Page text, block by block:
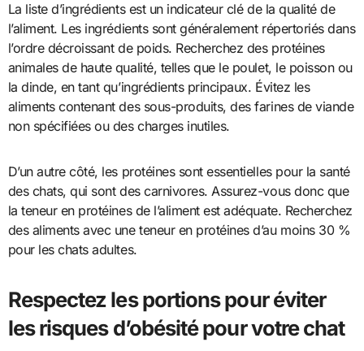
La liste d’ingrédients est un indicateur clé de la qualité de
l’aliment. Les ingrédients sont généralement répertoriés dans
l’ordre décroissant de poids. Recherchez des protéines
animales de haute qualité, telles que le poulet, le poisson ou
la dinde, en tant qu’ingrédients principaux. Évitez les
aliments contenant des sous-produits, des farines de viande
non spécifiées ou des charges inutiles.
D’un autre côté, les protéines sont essentielles pour la santé
des chats, qui sont des carnivores. Assurez-vous donc que
la teneur en protéines de l’aliment est adéquate. Recherchez
des aliments avec une teneur en protéines d’au moins 30 %
pour les chats adultes.
Respectez les portions pour éviter
les risques d’obésité pour votre chat